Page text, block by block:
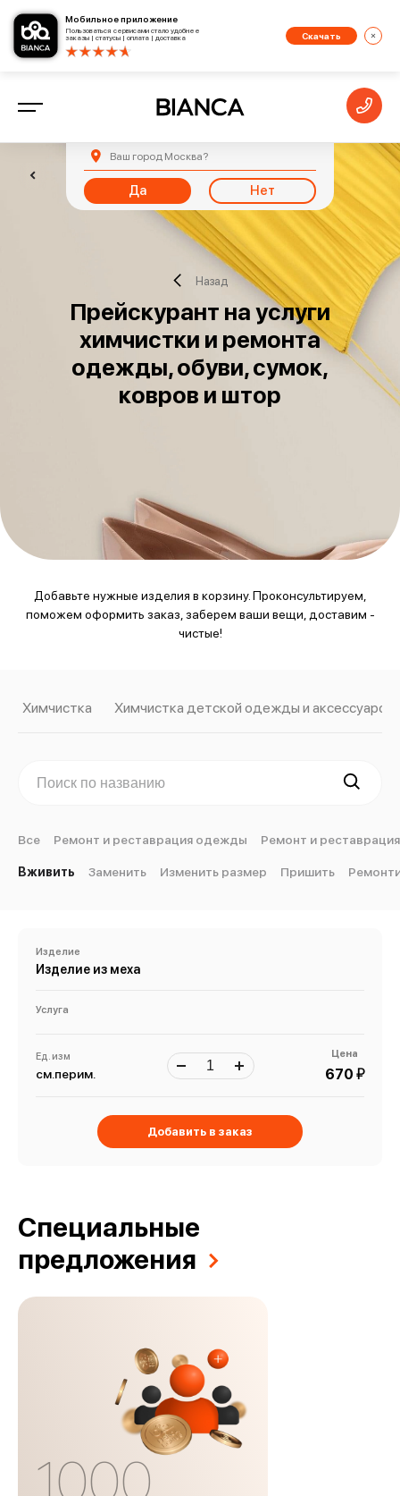
Мобильное приложение
Пользоваться сервисами стало удобнее
заказы | статусы | оплата | доставка
Скачать
Ваш город Москва?
Да Нет
Назад
Прейскурант на услуги
химчистки и ремонта
одежды, обуви, сумок,
ковров и штор
Добавьте нужные изделия в корзину. Проконсультируем,
поможем оформить заказ, заберем ваши вещи, доставим -
чистые!
Химчистка Химчистка детской одежды и аксессуаров
Все Ремонт и реставрация одежды Ремонт и
Вживить Заменить Изменить размер Пришить
Изделие
Изделие из меха
Услуга
Ед. изм
см.перим.
Цена
670 й
Добавить в заказ
Специальные
предложения
1000